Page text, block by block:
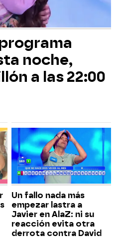
noche,
a las 22:00
Un fallo nada más
empezar lastra a
Javier en AlaZ: ni su
reacción evita otra
derrota contra David